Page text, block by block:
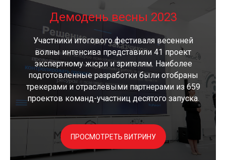
Демодень весны 2023
Участники итогового фестиваля весенней
волны интенсива представили 41 проект
экспертному жюри и зрителям. Наиболее
подготовленные разработки были отобраны
трекерами и отраслевыми партнерами из 659
проектов команд-участниц десятого запуска.
ПРОСМОТРЕТЬ ВИТРИНУ